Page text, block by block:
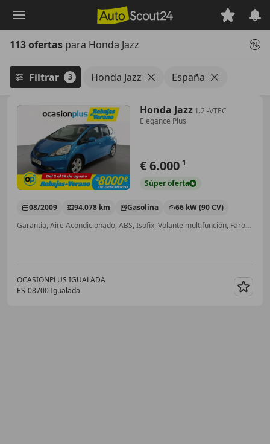
principal
113 ofertas para Honda Jazz
Filtrar 3 Honda Jazz España
Honda Jazz 1.2i-VTEC
Elegance Plus
€ 6.000 1
Súperoferta
08/2009 94.078 km Gasolina
66 kW (90 CV)
Garantia, Aire Acondicionado, ABS, Isofix, Volante multifunción, Faros antiniebla, CD, Airbags laterales
OCASIONPLUS IGUALADA
ES-08700 Igualada